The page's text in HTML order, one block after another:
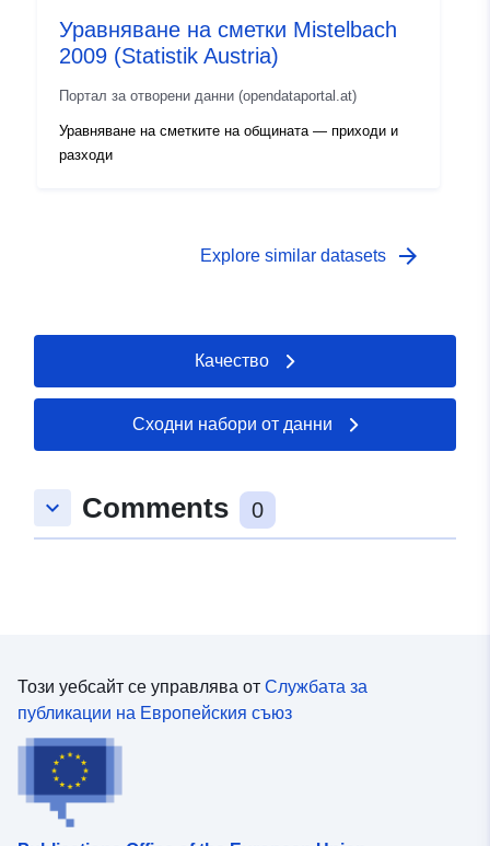
Уравняване на сметки Mistelbach
2009 (Statistik Austria)
Портал за отворени данни (opendataportal.at)
Уравняване на сметките на общината — приходи и
разходи
Explore similar datasets arrow_forward
Качество
Сходни набори от данни
keyboard_arrow_down Comments 0
Този уебсайт се управлява от Службата за
публикации на Европейския съюз